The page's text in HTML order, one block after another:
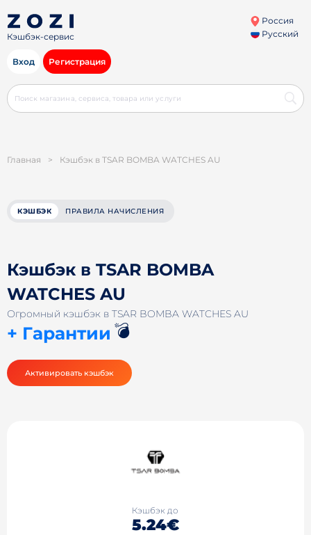
Кэшбэк-сервис
Россия
Русский
Вход Регистрация
Главная > Кэшбэк в TSAR BOMBA WATCHES AU
КЭШБЭК ПРАВИЛА НАЧИСЛЕНИЯ
Кэшбэк в TSAR BOMBA
WATCHES AU
Огромный кэшбэк в TSAR BOMBA WATCHES AU
+ Гарантии 💣
Активировать кэшбэк
Кэшбэк до
5.24€